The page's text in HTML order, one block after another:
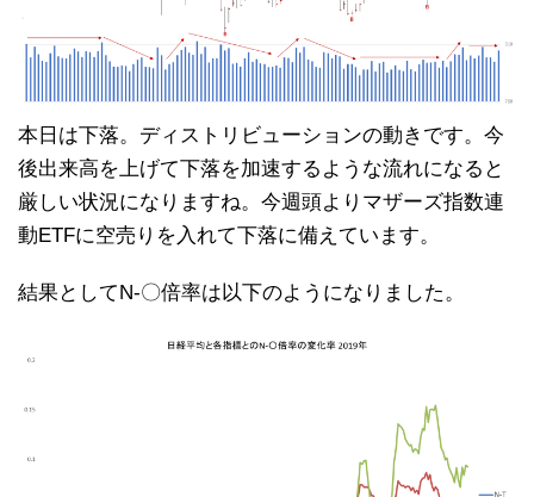
本日は下落。ディストリビューションの動きです。今
後出来高を上げて下落を加速するような流れになると
厳しい状況になりますね。今週頭よりマザーズ指数連
動ETFに空売りを入れて下落に備えています。
結果としてN-〇倍率は以下のようになりました。